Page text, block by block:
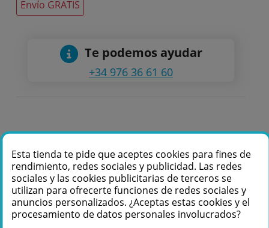
Envío GRATIS
Te podemos ayudar
+34 976 36 61 60
Comprar Optoma ZH406ST Proyector láser
compacto de corto alcance y alto brillo en
Másquesonido con envío rápido
Lo encuentras también en: ,Proyectores de Video
Esta tienda te pide que aceptes cookies para fines de
rendimiento, redes sociales y publicidad. Las redes
sociales y las cookies publicitarias de terceros se
utilizan para ofrecerte funciones de redes sociales y
anuncios personalizados. ¿Aceptas estas cookies y el
procesamiento de datos personales involucrados?